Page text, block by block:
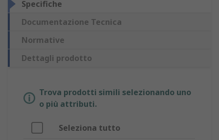
Specifiche
Documentazione Tecnica
Normative
Dettagli prodotto
Trova prodotti simili selezionando uno
o più attributi.
Seleziona tutto